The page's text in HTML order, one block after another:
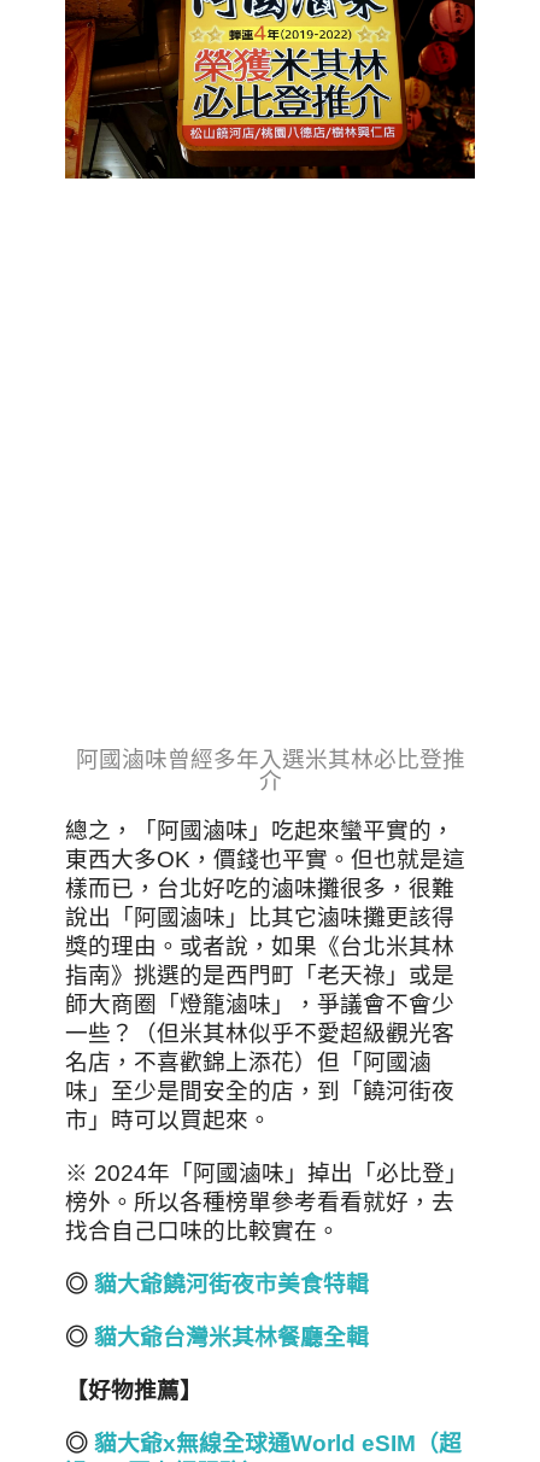
阿國滷味曾經多年入選米其林必比登推
介
總之，「阿國滷味」吃起來蠻平實的，
東西大多OK，價錢也平實。但也就是這
樣而已，台北好吃的滷味攤很多，很難
說出「阿國滷味」比其它滷味攤更該得
獎的理由。或者說，如果《台北米其林
指南》挑選的是西門町「老天祿」或是
師大商圈「燈籠滷味」，爭議會不會少
一些？（但米其林似乎不愛超級觀光客
名店，不喜歡錦上添花） 但「阿國滷
味」至少是間安全的店，到「饒河街夜
市」時可以買起來。
※ 2024年「阿國滷味」掉出「必比登」
榜外。所以各種榜單參考看看就好，去
找合自己口味的比較實在。
◎ 貓大爺饒河街夜市美食特輯
◎ 貓大爺台灣米其林餐廳全輯
【好物推薦】
◎ 貓大爺x無線全球通World eSIM （超